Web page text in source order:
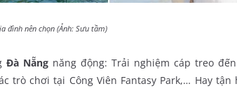
đình nên chọn (Ảnh: Sưu tầm)
Đà Nẵng năng động: Trải nghiệm cáp treo
trò chơi tại Công Viên Fantasy Park,… Hay